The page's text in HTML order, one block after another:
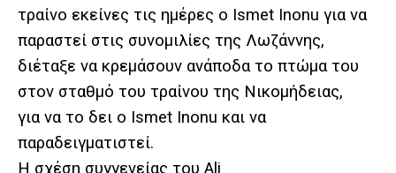
τραίνο εκείνες τις ημέρες ο Ismet Inonu για να
παραστεί στις συνομιλίες της Λωζάννης,
διέταξε να κρεμάσουν ανάποδα το πτώμα του
στον σταθμό του τραίνου της Νικομήδειας,
για να το δει ο Ismet Inonu και να
παραδειγματιστεί.
Η σχέση συγγενείας του Ali